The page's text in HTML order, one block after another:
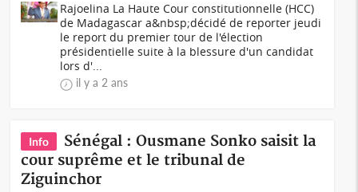
Rajoelina La Haute Cour constitutionnelle (HCC)
de Madagascar a&nbsp;décidé de reporter jeudi
le report du premier tour de l'élection
présidentielle suite à la blessure d'un candidat
lors d'...
il y a 2 ans
Info
Sénégal : Ousmane Sonko saisit la
cour suprême et le tribunal de
Ziguinchor